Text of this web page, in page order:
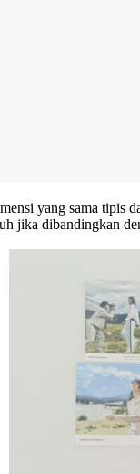
yang sama tipis
jika dibandingkan